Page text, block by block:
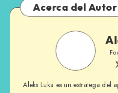
Acerca del Autor
Aleks
Aleks Luka es un estratega del